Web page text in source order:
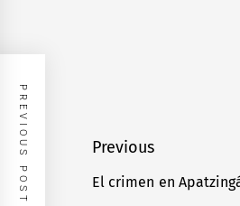
Navegación
de
Previous
Previous
El crimen en
PREVIOUS POST